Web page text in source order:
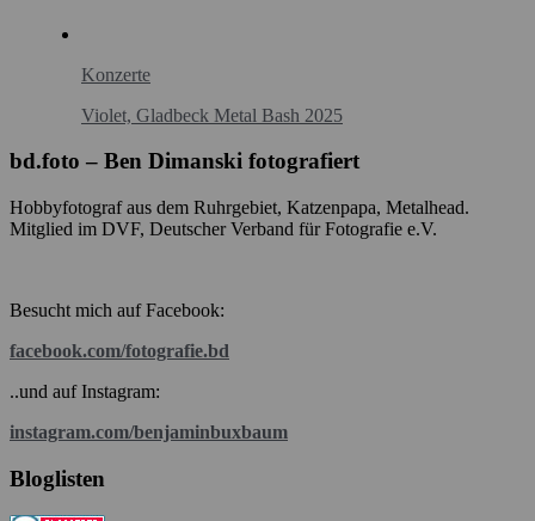
Konzerte
Violet, Gladbeck Metal Bash 2025
bd.foto – Ben Dimanski fotografiert
Hobbyfotograf aus dem Ruhrgebiet, Katzenpapa, Metalhead.
Mitglied im DVF, Deutscher Verband für Fotografie e.V.
Besucht mich auf Facebook:
facebook.com/fotografie.bd
..und auf Instagram:
instagram.com/benjaminbuxbaum
Bloglisten